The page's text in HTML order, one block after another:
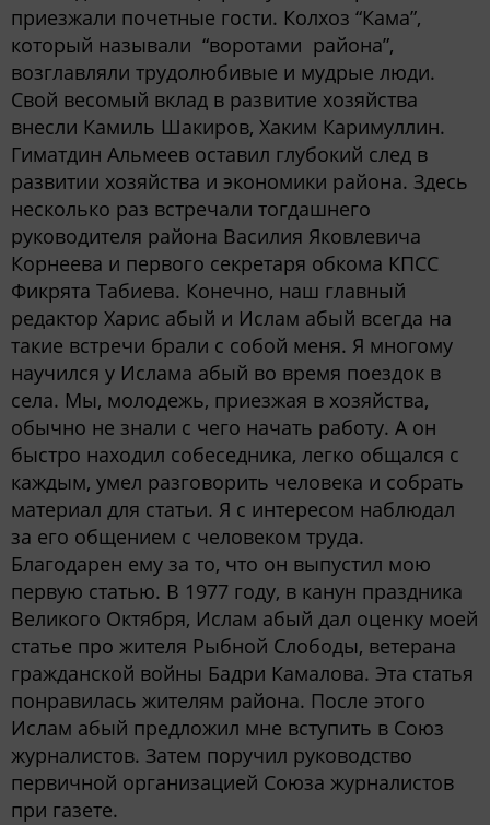
приезжали почетные гости. Колхоз “Кама”,
который называли “воротами района”,
возглавляли трудолюбивые и мудрые люди.
Свой весомый вклад в развитие хозяйства
внесли Камиль Шакиров, Хаким Каримуллин.
Гиматдин Альмеев оставил глубокий след в
развитии хозяйства и экономики района. Здесь
несколько раз встречали тогдашнего
руководителя района Василия Яковлевича
Корнеева и первого секретаря обкома КПСС
Фикрята Табиева. Конечно, наш главный
редактор Харис абый и Ислам абый всегда на
такие встречи брали с собой меня. Я многому
научился у Ислама абый во время поездок в
села. Мы, молодежь, приезжая в хозяйства,
обычно не знали с чего начать работу. А он
быстро находил собеседника, легко общался с
каждым, умел разговорить человека и собрать
материал для статьи. Я с интересом наблюдал
за его общением с человеком труда.
Благодарен ему за то, что он выпустил мою
первую статью. В 1977 году, в канун праздника
Великого Октября, Ислам абый дал оценку моей
статье про жителя Рыбной Слободы, ветерана
гражданской войны Бадри Камалова. Эта статья
понравилась жителям района. После этого
Ислам абый предложил мне вступить в Союз
журналистов. Затем поручил руководство
первичной организацией Союза журналистов
при газете.